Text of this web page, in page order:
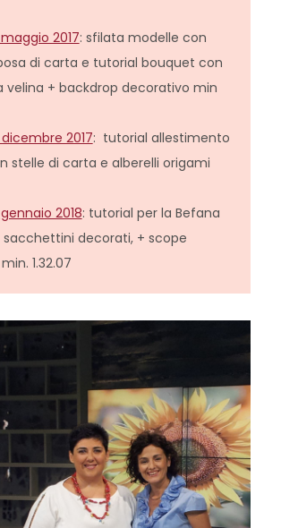
2017: sfilata modelle con
di carta e tutorial bouquet con
velina + backdrop decorativo min
2017: tutorial allestimento
stelle di carta e alberelli origami
2018: tutorial per la Befana
decorati, + scope
1.32.07